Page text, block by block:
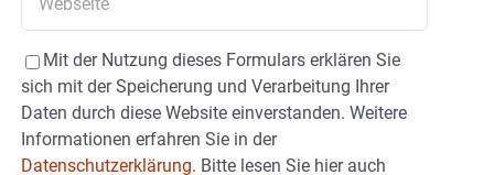
Mit der Nutzung dieses Formulars erklären Sie
sich mit der Speicherung und Verarbeitung Ihrer
Daten durch diese Website einverstanden. Weitere
Informationen erfahren Sie in der
Datenschutzerklärung. Bitte lesen Sie hier auch